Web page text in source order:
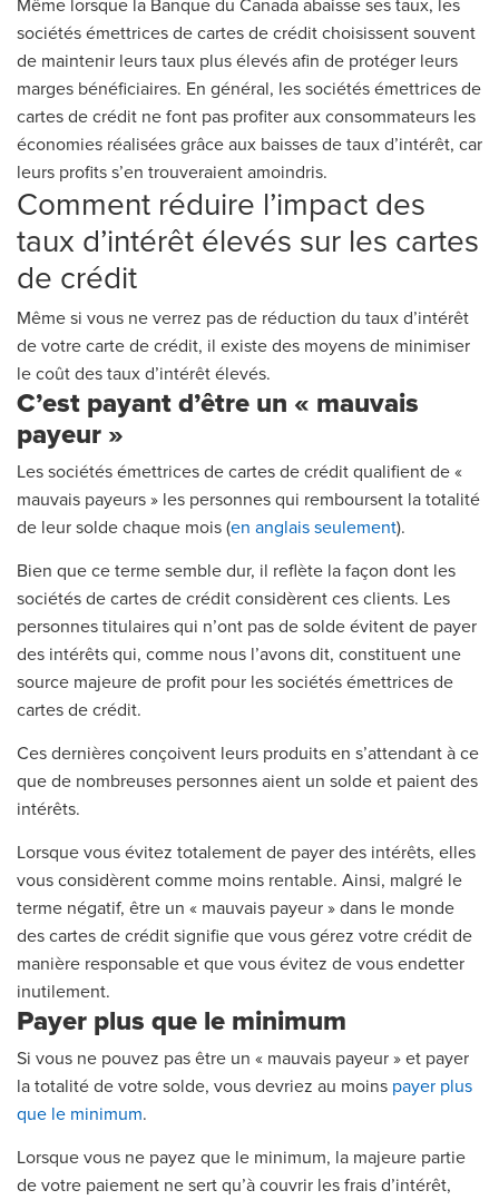
Même lorsque la Banque du Canada abaisse ses taux, les
sociétés émettrices de cartes de crédit choisissent souvent
de maintenir leurs taux plus élevés afin de protéger leurs
marges bénéficiaires. En général, les sociétés émettrices de
cartes de crédit ne font pas profiter aux consommateurs les
économies réalisées grâce aux baisses de taux d’intérêt, car
leurs profits s’en trouveraient amoindris.
Comment réduire l’impact des
taux d’intérêt élevés sur les cartes
de crédit
Même si vous ne verrez pas de réduction du taux d’intérêt
de votre carte de crédit, il existe des moyens de minimiser
le coût des taux d’intérêt élevés.
C’est payant d’être un « mauvais
payeur »
Les sociétés émettrices de cartes de crédit qualifient de «
mauvais payeurs » les personnes qui remboursent la totalité
de leur solde chaque mois (en anglais seulement).
Bien que ce terme semble dur, il reflète la façon dont les
sociétés de cartes de crédit considèrent ces clients. Les
personnes titulaires qui n’ont pas de solde évitent de payer
des intérêts qui, comme nous l’avons dit, constituent une
source majeure de profit pour les sociétés émettrices de
cartes de crédit.
Ces dernières conçoivent leurs produits en s’attendant à ce
que de nombreuses personnes aient un solde et paient des
intérêts.
Lorsque vous évitez totalement de payer des intérêts, elles
vous considèrent comme moins rentable. Ainsi, malgré le
terme négatif, être un « mauvais payeur » dans le monde
des cartes de crédit signifie que vous gérez votre crédit de
manière responsable et que vous évitez de vous endetter
inutilement.
Payer plus que le minimum
Si vous ne pouvez pas être un « mauvais payeur » et payer
la totalité de votre solde, vous devriez au moins payer plus
que le minimum.
Lorsque vous ne payez que le minimum, la majeure partie
de votre paiement ne sert qu’à couvrir les frais d’intérêt,